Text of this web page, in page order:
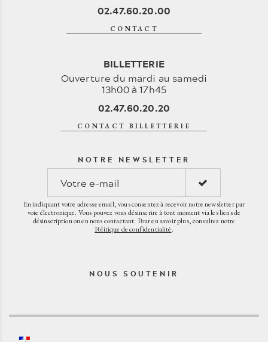
02.47.60.20.00
CONTACT
BILLETTERIE
Ouverture du mardi au samedi
13h00 à 17h45
02.47.60.20.20
CONTACT BILLETTERIE
NOTRE NEWSLETTER
En indiquant votre adresse email, vous consentez à recevoir notre newsletter par
voie électronique. Vous pouvez vous désinscrire à tout moment via les liens de
désinscription ou en nous contactant. Pour en savoir plus, consultez notre
Politique de confidentialité.
NOUS SOUTENIR